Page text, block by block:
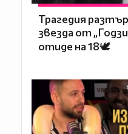
Трагедия
звезда от
отиде на 18🕊️